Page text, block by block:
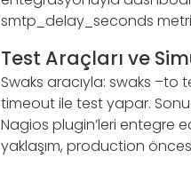
smtp_delay_seconds
Test Araçları ve
Swaks aracıyla: swaks –to
timeout ile test yapar.
Nagios plugin’leri entegre
yaklaşım, production